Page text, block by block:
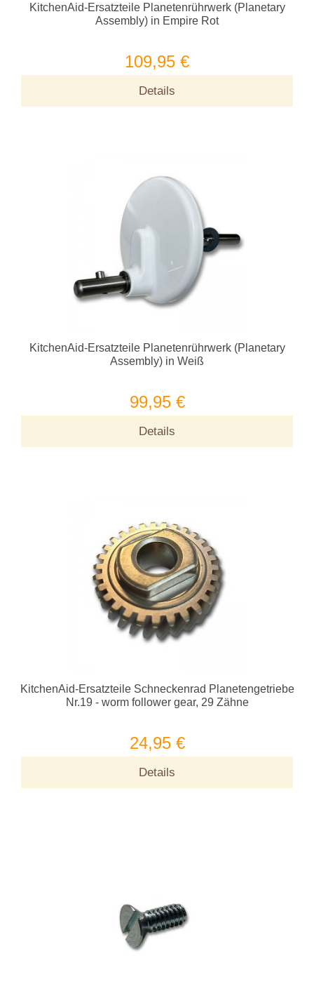
KitchenAid-Ersatzteile Planetenrührwerk (Planetary
Assembly) in Empire Rot
109,95 €
Details
KitchenAid-Ersatzteile Planetenrührwerk (Planetary
Assembly) in Weiß
99,95 €
Details
KitchenAid-Ersatzteile Schneckenrad Planetengetriebe
Nr.19 - worm follower gear, 29 Zähne
24,95 €
Details